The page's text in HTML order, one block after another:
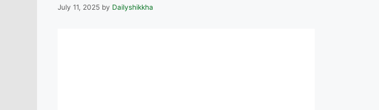
July 11, 2025 by Dailyshikkha